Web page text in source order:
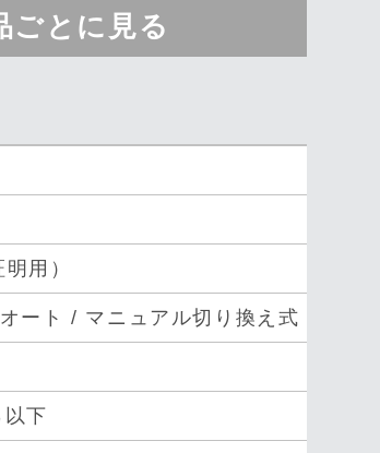
ごとに見る
用）
ト / マニュアル切り換え式
下